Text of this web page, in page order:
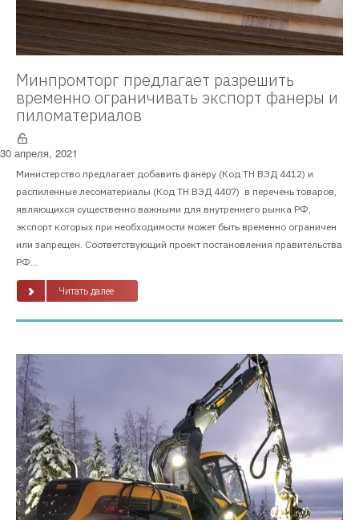
Минпромторг предлагает разрешить
временно ограничивать экспорт фанеры и
пиломатериалов
30 апреля, 2021
Министерство предлагает добавить фанеру (Код ТН ВЭД 4412) и
распиленные лесоматериалы (Код ТН ВЭД 4407) в перечень товаров,
являющихся существенно важными для внутреннего рынка РФ,
экспорт которых при необходимости может быть временно ограничен
или запрещен. Соответствующий проект постановления правительства
РФ...
Читать далее